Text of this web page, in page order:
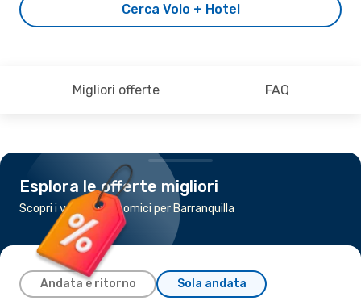
Cerca Volo + Hotel
Migliori offerte FAQ
Esplora le offerte migliori
Scopri i voli più economici per Barranquilla
Andata e ritorno Sola andata